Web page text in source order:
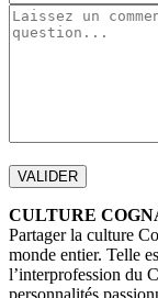
CULTURE
Partager la culture
monde entier. Telle
l’interprofession du
personnalités